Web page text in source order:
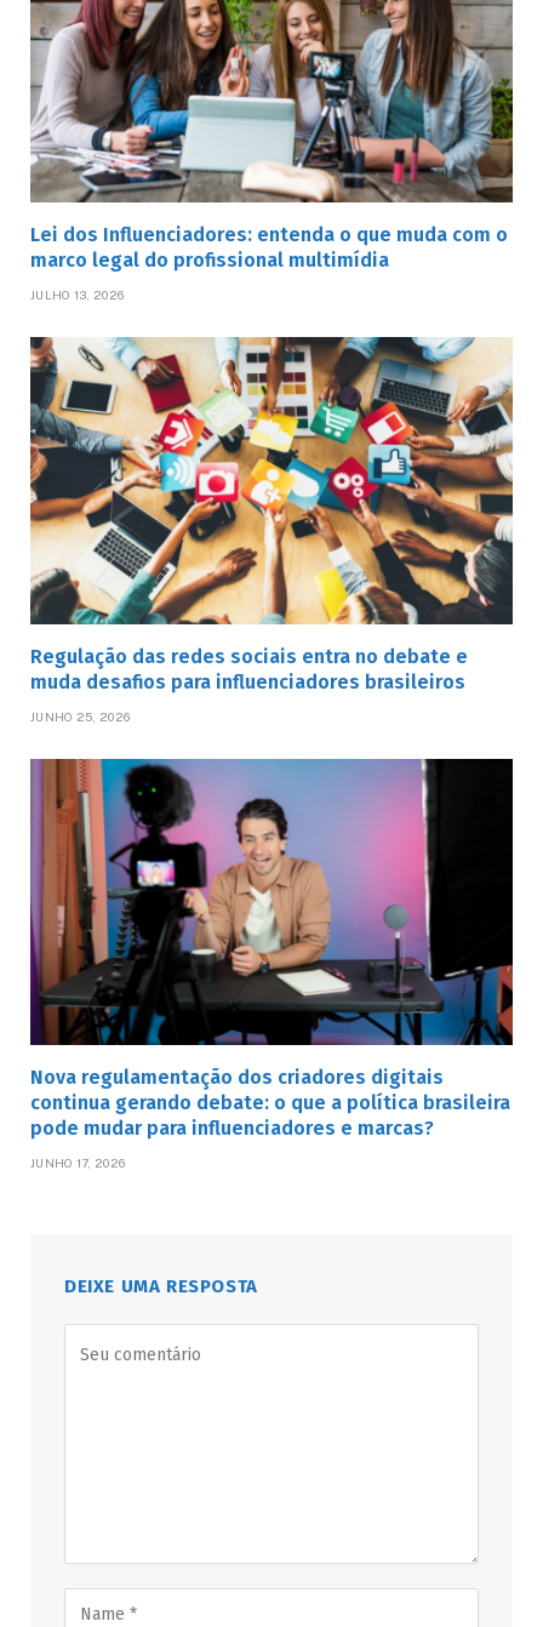
Lei dos Influenciadores: entenda o que muda com o
marco legal do profissional multimídia
JULHO 13, 2026
Regulação das redes sociais entra no debate e
muda desafios para influenciadores brasileiros
JUNHO 25, 2026
Nova regulamentação dos criadores digitais
continua gerando debate: o que a política brasileira
pode mudar para influenciadores e marcas?
JUNHO 17, 2026
DEIXE UMA RESPOSTA